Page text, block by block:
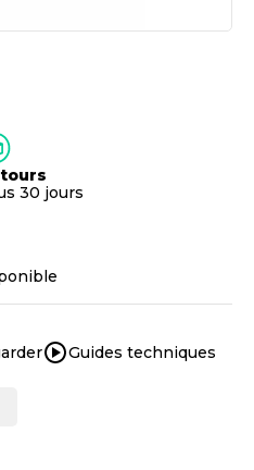
30 jours
Guides techniques